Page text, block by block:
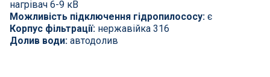
нагрівач 6-9 кВ
Можливість підключення гідропилососу: є
Корпус фільтрації: нержавійка 316
Долив води: автодолив